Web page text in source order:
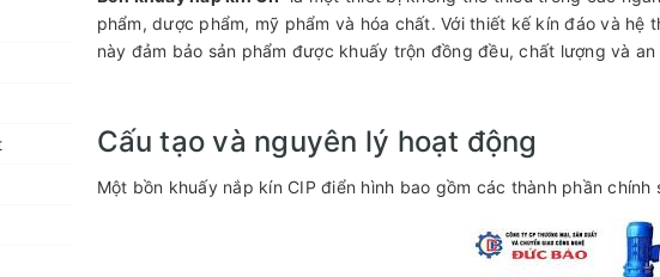
phẩm, dược phẩm, mỹ phẩm và hóa chất. Với thiết kế kín đáo và hệ
này đảm bảo sản phẩm được khuấy trộn đồng đều, chất lượng và an
Cấu tạo và nguyên lý hoạt động
Một bồn khuấy nắp kín CIP điển hình bao gồm các thành phần chính